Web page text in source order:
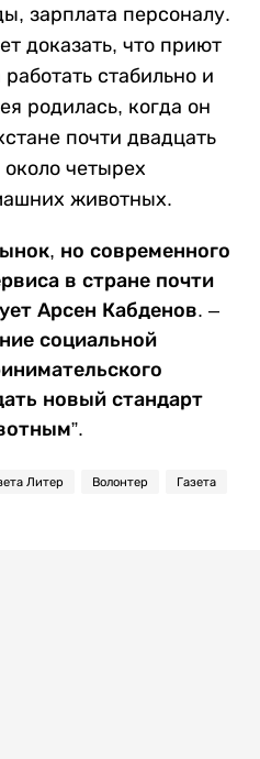
зарплата персоналу.
доказать, что приют
стабильно и
родилась, когда он
почти двадцать
четырех
животных.
но современного
в стране почти
Арсен Кабденов. –
социальной
новый стандарт
Литер Волонтер Газета